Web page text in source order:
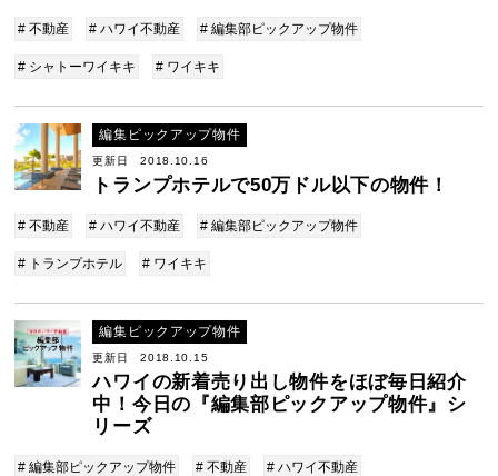
# 不動産 # ハワイ不動産 # 編集部ピックアップ物件
# シャトーワイキキ # ワイキキ
編集ピックアップ物件
更新日 2018.10.16
トランプホテルで50万ドル以下の物件！
# 不動産 # ハワイ不動産 # 編集部ピックアップ物件
# トランプホテル # ワイキキ
編集ピックアップ物件
更新日 2018.10.15
ハワイの新着売り出し物件をほぼ毎日紹介
中！今日の『編集部ピックアップ物件』シ
リーズ
# 編集部ピックアップ物件 # 不動産 # ハワイ不動産